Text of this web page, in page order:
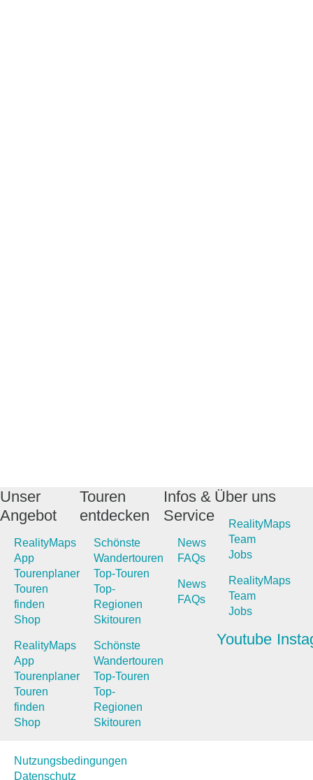
Unser
Angebot
RealityMaps
App
Tourenplaner
Touren
finden
Shop
RealityMaps
App
Tourenplaner
Touren
finden
Shop
Touren
entdecken
Schönste
Wandertouren
Top-Touren
Top-
Regionen
Skitouren
Schönste
Wandertouren
Top-Touren
Top-
Regionen
Skitouren
Infos &
Service
News
FAQs
News
FAQs
Über uns
RealityMaps
Team
Jobs
RealityMaps
Team
Jobs
Youtube
Nutzungsbedingungen
Datenschutz